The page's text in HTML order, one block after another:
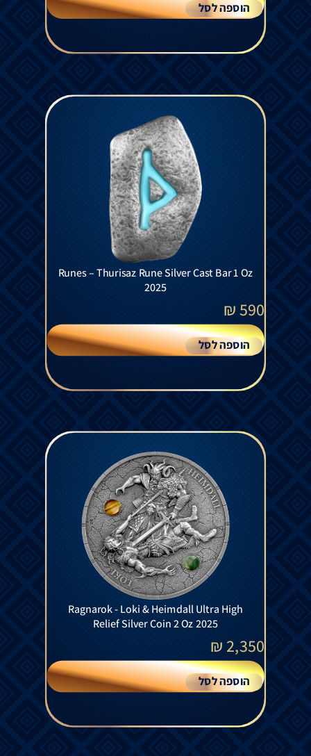
הוספה לסל
Runes – Thurisaz Rune Silver Cast Bar 1 Oz
2025
590
₪
הוספה לסל
Ragnarok - Loki & Heimdall Ultra High
Relief Silver Coin 2 Oz 2025
2,350
₪
הוספה לסל